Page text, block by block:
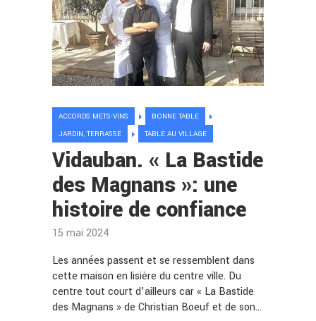
ACCORDS METS-VINS
BONNE TABLE
JARDIN, TERRASSE
TABLE AU VILLAGE
Vidauban. « La Bastide
des Magnans »: une
histoire de confiance
15 mai 2024
Les années passent et se ressemblent dans
cette maison en lisière du centre ville. Du
centre tout court d’ailleurs car « La Bastide
des Magnans » de Christian Boeuf et de son…